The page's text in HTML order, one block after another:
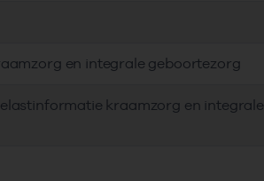
en integrale geboortezorg
kraamzorg en integrale